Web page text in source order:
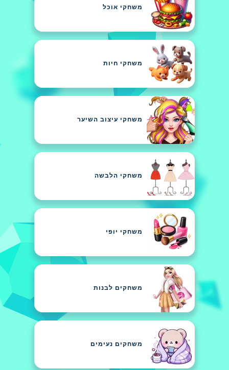
משחקי אוכל
משחקי חיות
משחקי עיצוב השיער
משחקי הלבשה
משחקי יופי
משחקים לבנות
משחקים נעימים